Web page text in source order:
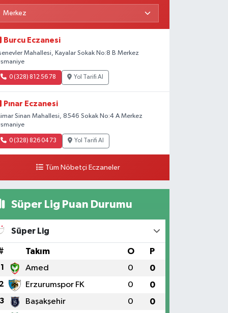
Burcu Eczanesi
Mahallesi, Kayalar Sokak No:8 B Merkez
0 (328) 812 56 78 Yol Tarifi Al
Pınar Eczanesi
Sinan Mahallesi, 8546 Sokak No:4 A Merkez
0 (328) 826 04 73 Yol Tarifi Al
Tüm Nöbetçi Eczaneler
Süper Lig Puan Durumu
Süper Lig
Takım O P
1 Amed 0 0
2 Erzurumspor FK 0 0
3 Başakşehir 0 0